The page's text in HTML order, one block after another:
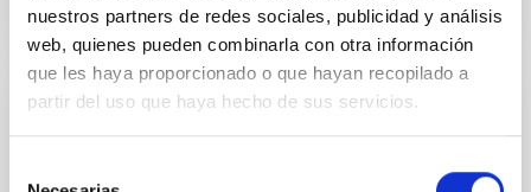
nuestros partners de redes sociales, publicidad y análisis
web, quienes pueden combinarla con otra información
que les haya proporcionado o que hayan recopilado a
partir del uso que haya hecho de sus servicios.
la atmósfera solar externa